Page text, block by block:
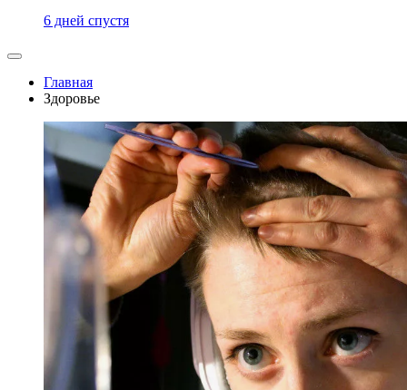
6 дней спустя
Главная
Здоровье